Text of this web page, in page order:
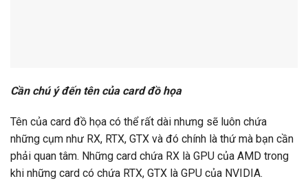
Cần chú ý đến tên của card đồ họa
Tên của card đồ họa có thể rất dài nhưng sẽ luôn chứa
những cụm như RX, RTX, GTX và đó chính là thứ mà bạn cần
phải quan tâm. Những card chứa RX là GPU của AMD trong
khi những card có chứa RTX, GTX là GPU của NVIDIA.